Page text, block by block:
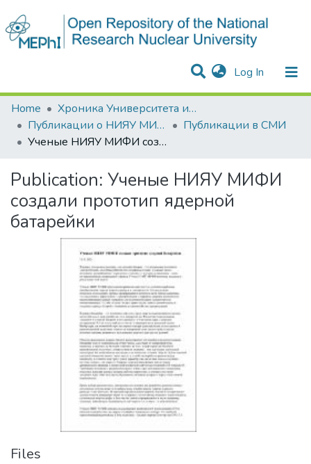
Log In (current)
Communities & Collections
Statistics
All of DSpace
Home
Хроника Университета и упоминания в СМИ
Публикации о НИЯУ МИФИ в СМИ
Публикации в СМИ
Ученые НИЯУ МИФИ создали прототип ядерной батарейки
Publication: Ученые НИЯУ МИФИ
создали прототип ядерной
батарейки
Files